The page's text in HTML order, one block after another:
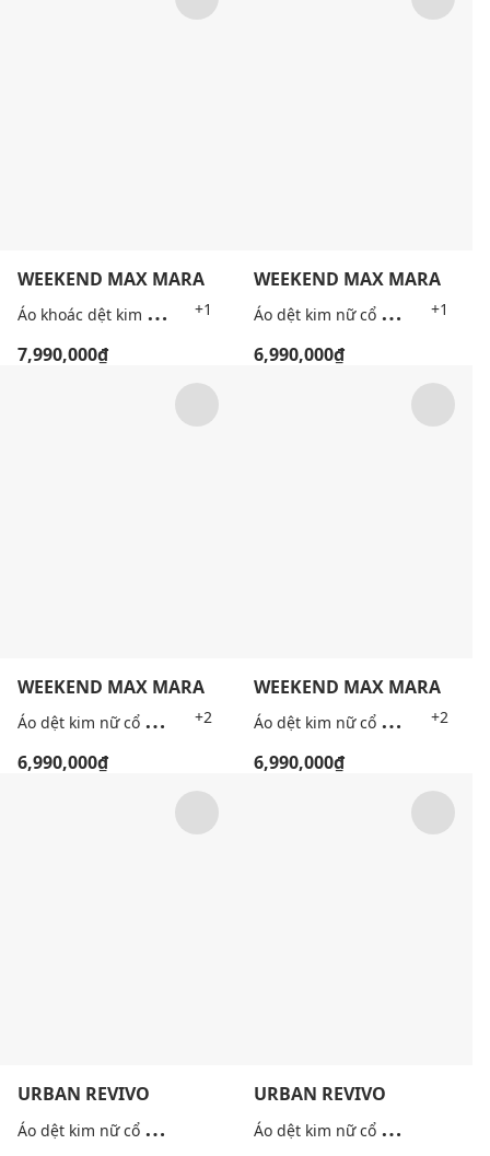
WEEKEND MAX MARA
Á
o khoác dệt kim nữ cổ tròn tay dài Wkdtennis +1
7,990,000₫
WEEKEND MAX MARA
Á
o dệt kim nữ cổ V tay ngắn Wkdalbero +1
6,990,000₫
WEEKEND MAX MARA
Á
o dệt kim nữ cổ V tay ngắn Wkdroncolo +2
6,990,000₫
WEEKEND MAX MARA
Á
o dệt kim nữ cổ V tay ngắn Wkdroncolo +2
6,990,000₫
URBAN REVIVO
Á
o dệt kim nữ cổ thuyền tay ngắn đính nơ
URBAN REVIVO
Á
o dệt kim nữ cổ bẻ tay ngắn phối layer